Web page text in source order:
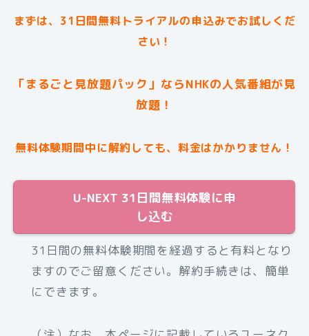
まずは、31日間無料トライアルの申込みでお試しくだ
さい！
「まるごと見放題パック」ならNHKの人気番組が見
放題！
無料体験期間中に解約しても、料金はかかりません！
U-NEXT 31日間無料体験に申
し込む
31日間の無料体験期間を経過すると有料となり
ますのでご留意ください。解約手続きは、簡単
にできます。